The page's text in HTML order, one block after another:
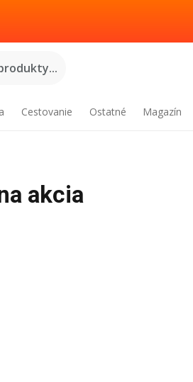
Cestovanie Ostatné Magazín
akcia